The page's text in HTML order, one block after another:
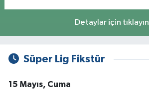
Detaylar için tıklayın
Süper Lig Fikstür
15 Mayıs, Cuma